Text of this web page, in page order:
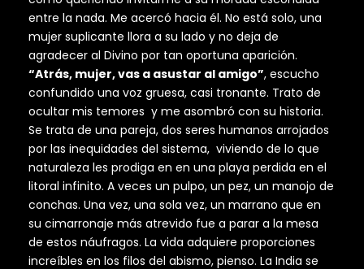
entre la nada. Me acercó hacia él. No está solo, una
mujer suplicante llora a su lado y no deja de
agradecer al Divino por tan oportuna aparición.
“Atrás, mujer, vas a asustar al amigo”, escucho
confundido una voz gruesa, casi tronante. Trato de
ocultar mis temores y me asombró con su historia.
Se trata de una pareja, dos seres humanos arrojados
por las inequidades del sistema, viviendo de lo que
naturaleza les prodiga en en una playa perdida en el
litoral infinito. A veces un pulpo, un pez, un manojo de
conchas. Una vez, una sola vez, un marrano que en
su cimarronaje más atrevido fue a parar a la mesa
de estos náufragos. La vida adquiere proporciones
increíbles en los filos del abismo, pienso. La India se